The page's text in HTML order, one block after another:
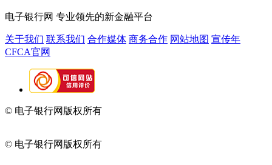
电子银行网 专业领先的新金融平台
关于我们 联系我们 合作媒体 商务合作 网站地图 宣传年
CFCA官网
© 电子银行网版权所有
© 电子银行网版权所有